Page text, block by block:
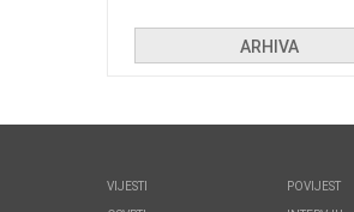
ARHIVA
VIJESTI POVIJEST